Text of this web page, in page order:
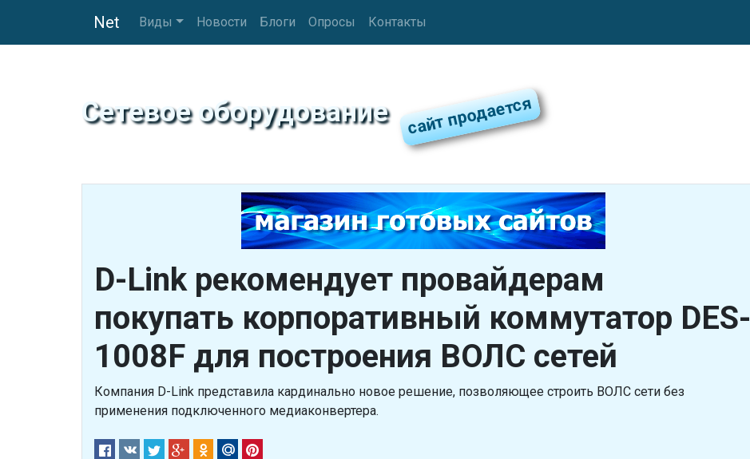
Net Виды Новости Блоги Опросы Контакты
Сетевое оборудование
D-Link рекомендует провайдерам
покупать корпоративный коммутатор DES-
1008F для построения ВОЛС сетей
Компания D-Link представила кардинально новое решение, позволяющее строить ВОЛС сети без
применения подключенного медиаконвертера.